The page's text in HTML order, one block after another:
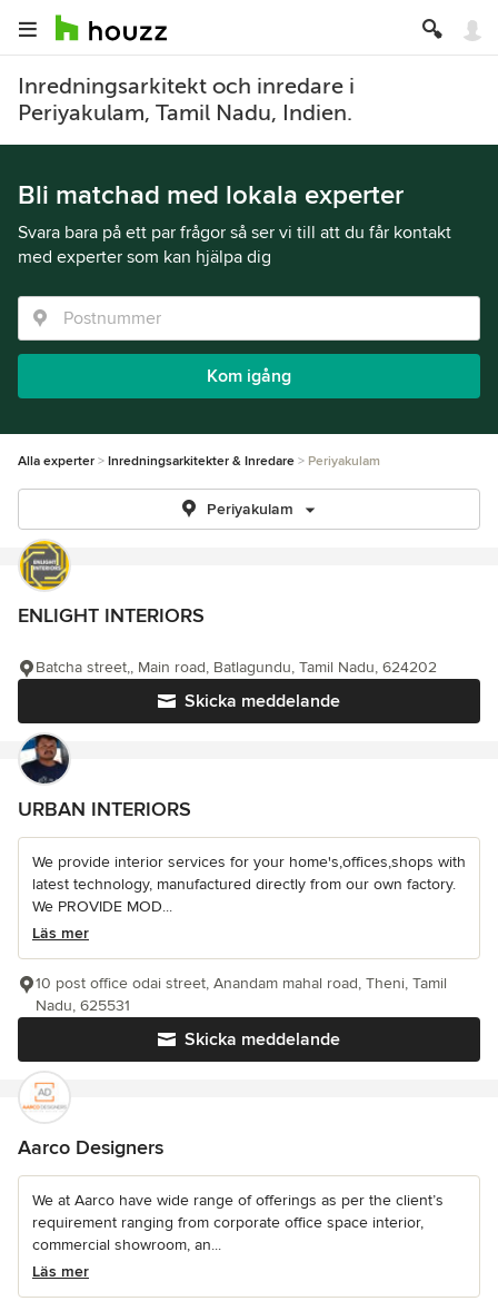
Inredningsarkitekt och inredare i
Periyakulam, Tamil Nadu, Indien.
Bli matchad med lokala experter
Svara bara på ett par frågor så ser vi till att du får kontakt
med experter som kan hjälpa dig
Kom igång
Alla experter Inredningsarkitekter & Inredare Periyakulam
Periyakulam
ENLIGHT INTERIORS
Skicka meddelande
Batcha street,, Main road, Batlagundu, Tamil Nadu, 624202
URBAN INTERIORS
We provide interior services for your home's,offices,shops with
latest technology, manufactured directly from our own factory.
We PROVIDE MOD...
Läs mer
Skicka meddelande
10 post office odai street, Anandam mahal road, Theni, Tamil
Nadu, 625531
Aarco Designers
We at Aarco have wide range of offerings as per the client’s
requirement ranging from corporate office space interior,
commercial showroom, an...
Läs mer